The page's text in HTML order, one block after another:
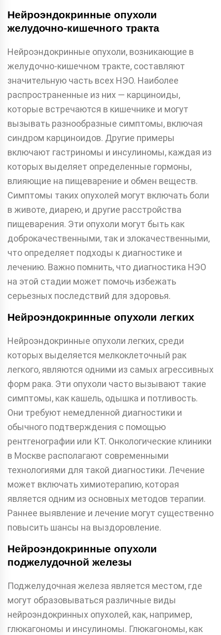
Нейроэндокринные опухоли
желудочно-кишечного тракта
Нейроэндокринные опухоли, возникающие в
желудочно-кишечном тракте, составляют
значительную часть всех НЭО. Наиболее
распространенные из них — карциноиды,
которые встречаются в кишечнике и могут
вызывать разнообразные симптомы, включая
синдром карциноидов. Другие примеры
включают гастриномы и инсулиномы, каждая из
которых выделяет определенные гормоны,
влияющие на пищеварение и обмен веществ.
Симптомы таких опухолей могут включать боли
в животе, диарею, и другие расстройства
пищеварения. Эти опухоли могут быть как
доброкачественными, так и злокачественными,
что определяет подходы к диагностике и
лечению. Важно помнить, что диагностика НЭО
на этой стадии может помочь избежать
серьезных последствий для здоровья.
Нейроэндокринные опухоли легких
Нейроэндокринные опухоли легких, среди
которых выделяется мелкоклеточный рак
легкого, являются одними из самых агрессивных
форм рака. Эти опухоли часто вызывают такие
симптомы, как кашель, одышка и потливость.
Они требуют немедленной диагностики и
обычного подтверждения с помощью
рентгенографии или КТ. Онкологические клиники
в Москве располагают современными
технологиями для такой диагностики. Лечение
может включать химиотерапию, которая
является одним из основных методов терапии.
Раннее выявление и лечение могут существенно
повысить шансы на выздоровление.
Нейроэндокринные опухоли
поджелудочной железы
Поджелудочная железа является местом, где
могут образовываться различные виды
нейроэндокринных опухолей, как, например,
глюкагономы и инсулиномы. Глюкагономы, как